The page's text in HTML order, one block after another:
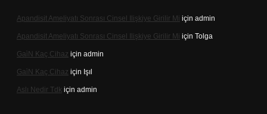
Apandisit Ameliyatı Sonrası Cinsel Ilişkiye Girilir Mi için admin
Apandisit Ameliyatı Sonrası Cinsel Ilişkiye Girilir Mi için Tolga
Gai̇N Kaç Cihaz için admin
Gai̇N Kaç Cihaz için Işıl
Aslı Nedir Tdk için admin